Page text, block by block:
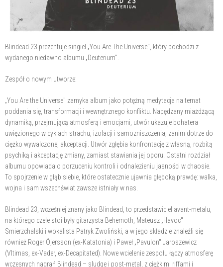
Blindead 23 prezentuje singiel „You Are The Universe", który pochodzi z
wydanego niedawno albumu „Deuterium".
Zespół o nowym utworze:
„You Are the Universe" zamyka album jako potężną medytacja na temat
poddania się, transformacji i wewnętrznego konfliktu. Napędzany miażdżącą
dynamiką, przejmującą atmosferą i emocjami, utwór ukazuje bohatera
uwięzionego w cyklach strachu, izolacji i samozniszczenia, zanim dotrze do
ciężko wywalczonej akceptacji. Utwór zgłębia konfrontację z własną, rozbitą
psychiką i akceptację zmiany, zamiast stawiania jej oporu. Ostatni rozdział
albumu opowiada o porzuceniu kontroli i odnalezieniu jasności w chaosie.
To spojrzenie w głąb siebie, które ostatecznie ujawnia głęboką prawdę: walka,
wojna i sam wszechświat zawsze istniały w nas.
Blindead 23, wcześniej znany jako Blindead, to przedstawiciel avant-metalu,
na którego czele stoi były gitarzysta Behemoth, Mateusz „Havoc"
Smierzchalski i wokalista Patryk Zwoliński, a w jego składzie znaleźli się
również Roger Öjersson (ex-Katatonia) i Paweł „Pavulon" Jaroszewicz
(Vltimas, ex-Vader, ex-Decapitated). Nowe wcielenie zespołu łączy atmosferę
wczesnych nagrań Blindead – sludge i post-metal, z ciężkimi riffami i